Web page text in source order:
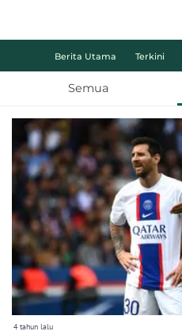
Berita Utama Terkini
Semua
4 tahun lalu